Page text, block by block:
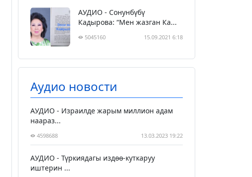
АУДИО - Сонунбүбү
Кадырова: “Мен жазган Ка...
5045160 15.09.2021 6:18
Аудио новости
АУДИО - Израилде жарым миллион адам
наараз...
4598688 13.03.2023 19:22
АУДИО - Түркиядагы издөө-куткаруу
иштерин ...